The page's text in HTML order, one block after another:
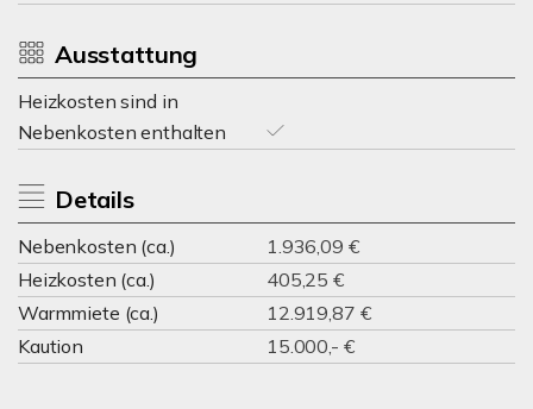
Ausstattung
Heizkosten sind in
Nebenkosten enthalten
Details
Nebenkosten (ca.)
1.936,09 €
Heizkosten (ca.)
405,25 €
Warmmiete (ca.)
12.919,87 €
Kaution
15.000,- €